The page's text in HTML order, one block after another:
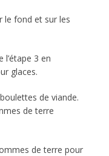
le fond et sur les
3 en
glaces.
de viande.
de terre
de terre pour